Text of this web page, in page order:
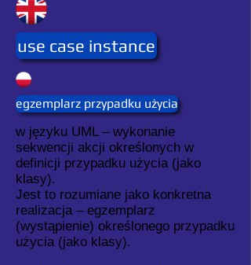
use case instance
egzemplarz przypadku użycia
w języku UML – wykonanie
sekwencji akcji określonych w
definicji przypadku użycia (jako
klasy).
Jest to rozumiane jako konkretna
realizacja – egzemplarz
(wystąpienie) określonego przypadku
użycia (jako klasy).